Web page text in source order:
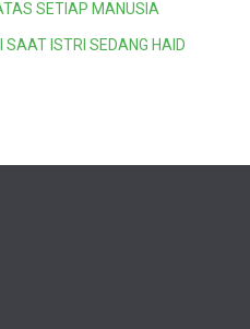
SETIAP MANUSIA
SAAT ISTRI SEDANG HAID